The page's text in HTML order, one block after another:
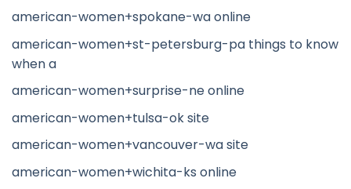
american-women+spokane-wa online
american-women+st-petersburg-pa things to know
when a
american-women+surprise-ne online
american-women+tulsa-ok site
american-women+vancouver-wa site
american-women+wichita-ks online